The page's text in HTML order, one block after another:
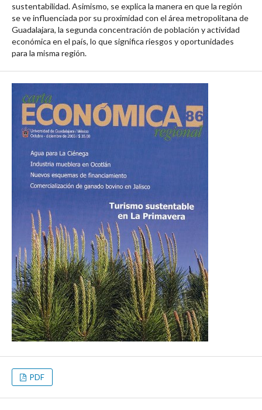
sustentabilidad. Asimismo, se explica la manera en que la región
se ve influenciada por su proximidad con el área metropolitana de
Guadalajara, la segunda concentración de población y actividad
económica en el país, lo que significa riesgos y oportunidades
para la misma región.
PDF